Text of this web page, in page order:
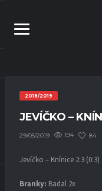
2018/2019
JEVÍČKO –
29/05/2019 194 84
Jevíčko – Knínice 2:3 (0:3)
Branky: Badal 2x